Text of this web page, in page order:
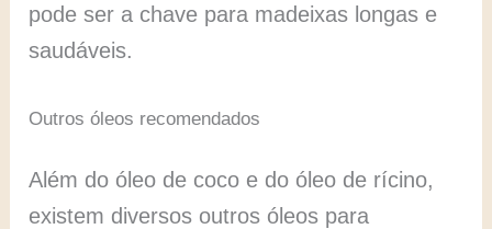
pode ser a chave para madeixas longas e
saudáveis.
Outros óleos recomendados
Além do óleo de coco e do óleo de rícino,
existem diversos outros óleos para